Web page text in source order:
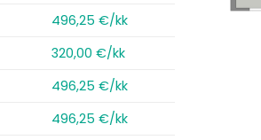
496,25 €/kk
320,00 €/kk
496,25 €/kk
496,25 €/kk